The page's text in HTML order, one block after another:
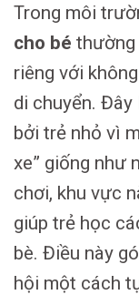
Trong môi
cho bé
riêng với
di chuyển.
bởi trẻ nhỏ vì
xe” giống như
chơi, khu vực
giúp trẻ học
bè. Điều này
hội một cách